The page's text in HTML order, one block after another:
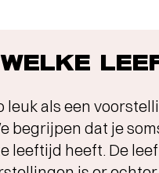
leuk als een
begrijpen dat je
leeftijd heeft. De